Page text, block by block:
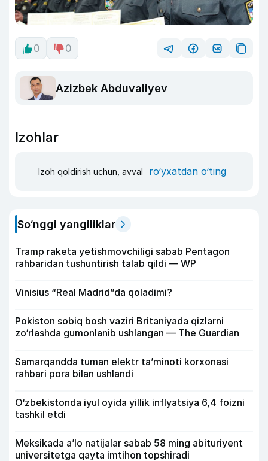
0 0
Azizbek Abduvaliyev
Izohlar
Izoh qoldirish uchun, avval ro‘yxatdan o‘ting
So‘nggi yangiliklar
Tramp raketa yetishmovchiligi sabab Pentagon
rahbaridan tushuntirish talab qildi — WP
Vinisius “Real Madrid”da qoladimi?
Pokiston sobiq bosh vaziri Britaniyada qizlarni
zo‘rlashda gumonlanib ushlangan — The Guardian
Samarqandda tuman elektr ta’minoti korxonasi
rahbari pora bilan ushlandi
O‘zbekistonda iyul oyida yillik inflyatsiya 6,4 foizni
tashkil etdi
Meksikada a’lo natijalar sabab 58 ming abituriyent
universitetga qayta imtihon topshiradi